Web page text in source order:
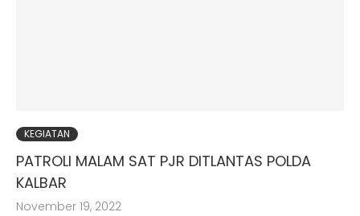
KEGIATAN
PATROLI MALAM SAT PJR DITLANTAS POLDA
KALBAR
November 19, 2022